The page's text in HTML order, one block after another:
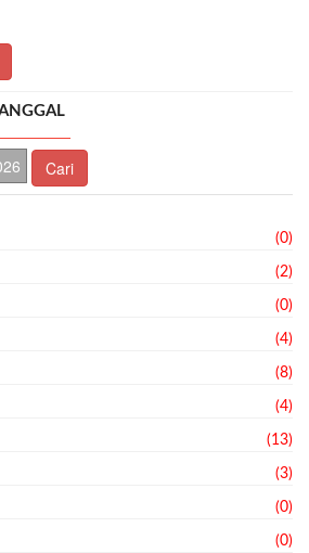
Cari
(0)
(2)
(0)
(4)
(8)
(4)
(13)
(3)
(0)
(0)